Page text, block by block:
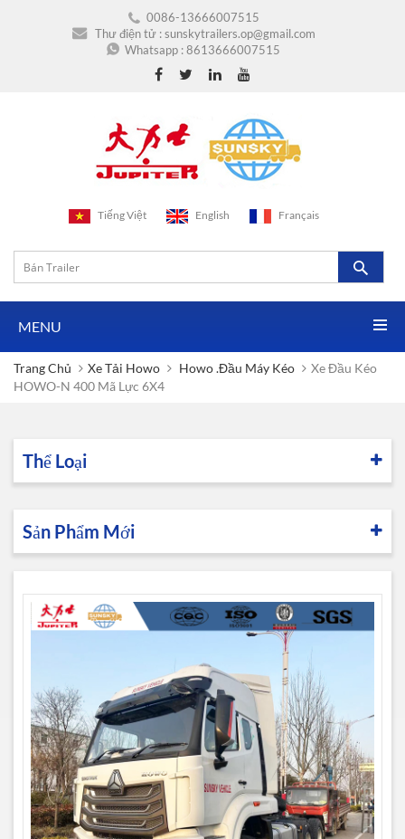
0086-13666007515
Thư điện tử :sunskytrailers.op@gmail.com
Whatsapp :8613666007515
Tiếng Việt English Français
MENU
Trang Chủ Xe Tải Howo Howo .Đầu Máy Kéo
Xe Đầu Kéo
HOWO-N 400 Mã Lực 6X4
Thể Loại
Sản Phẩm Mới